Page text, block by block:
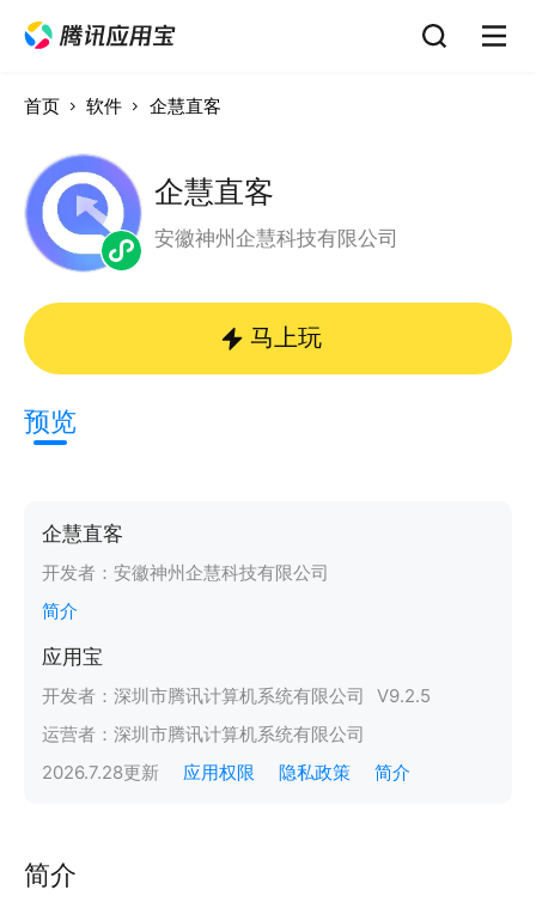
首页 软件 企慧直客
企慧直客
安徽神州企慧科技有限公司
马上玩
预览
企慧直客
开发者： 安徽神州企慧科技有限公司
简介
应用宝
开发者： 深圳市腾讯计算机系统有限公司 V9.2.5
运营者： 深圳市腾讯计算机系统有限公司
2026.7.28更新 应用权限 隐私政策 简介
简介